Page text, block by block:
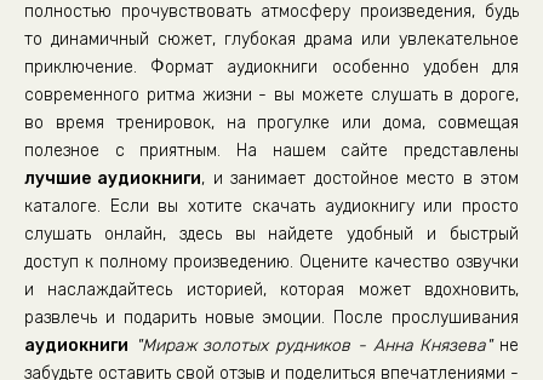
Сделка
Прощание
Эпилог
полностью прочувствовать атмосферу произведения, будь
то динамичный сюжет, глубокая драма или увлекательное
приключение. Формат аудиокниги особенно удобен для
современного ритма жизни - вы можете слушать в дороге,
во время тренировок, на прогулке или дома, совмещая
полезное с приятным. На нашем сайте представлены
лучшие аудиокниги, и занимает достойное место в этом
каталоге. Если вы хотите скачать аудиокнигу или просто
слушать онлайн, здесь вы найдете удобный и быстрый
доступ к полному произведению. Оцените качество озвучки
и наслаждайтесь историей, которая может вдохновить,
развлечь и подарить новые эмоции. После прослушивания
аудиокниги "Мираж золотых рудников - Анна Князева"не
забудьте оставить свой отзыв и поделиться впечатлениями -